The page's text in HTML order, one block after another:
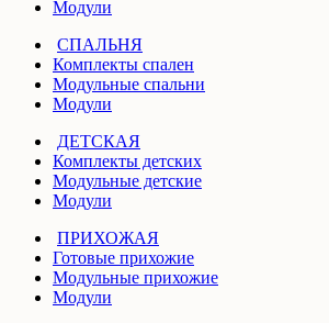
Модули
СПАЛЬНЯ
Комплекты спален
Модульные спальни
Модули
ДЕТСКАЯ
Комплекты детских
Модульные детские
Модули
ПРИХОЖАЯ
Готовые прихожие
Модульные прихожие
Модули